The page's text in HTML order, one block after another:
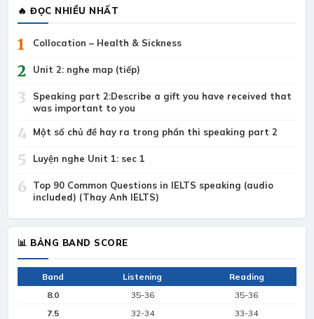
🔥 ĐỌC NHIỀU NHẤT
1 Collocation – Health & Sickness
2 Unit 2: nghe map (tiếp)
3
Speaking part 2:Describe a gift you have received that
was important to you
4 Một số chủ đề hay ra trong phần thi speaking part 2
5 Luyện nghe Unit 1: sec 1
6
Top 90 Common Questions in IELTS speaking (audio
included) (Thay Anh IELTS)
📊 BẢNG BAND SCORE
Band Listening
Reading
8.0
35-36
35-36
7.5
32-34
33-34